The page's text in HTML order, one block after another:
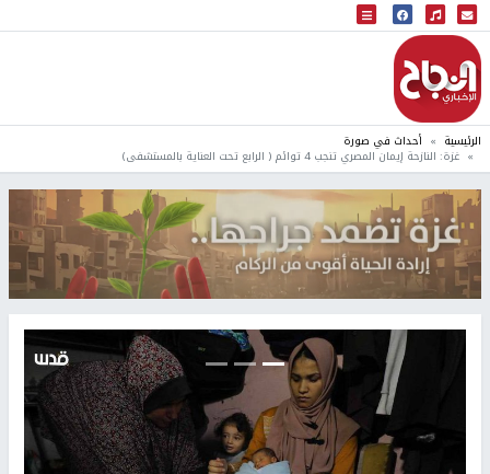
البث المباشر
إذاعة النجاح
الرئيسية أحداث في صورة
غزة: النازحة إيمان المصري تنجب 4 توائم ( الرابع تحت العناية بالمستشفى)